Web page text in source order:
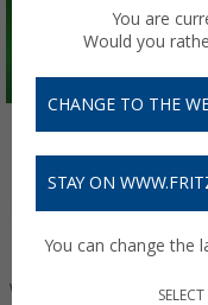
Wasser & Sanitär
You are
Would you
CHANGE TO THE
STAY ON
You can change the